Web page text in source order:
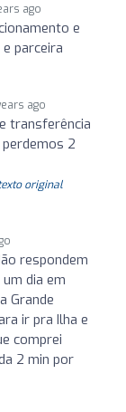
ago
e
parceira
ago
transferência
2
original
respondem
dia em
Grande
ir pra Ilha e
comprei
2 min por